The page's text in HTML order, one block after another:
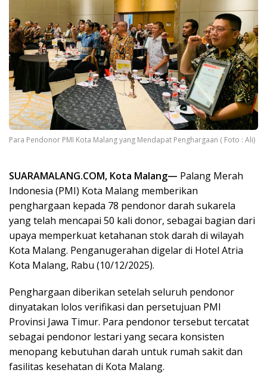
Para Pendonor PMI Kota Malang yang Mendapat Penghargaan ( Foto : Ali)
SUARAMALANG.COM, Kota Malang— Palang Merah
Indonesia (PMI) Kota Malang memberikan
penghargaan kepada 78 pendonor darah sukarela
yang telah mencapai 50 kali donor, sebagai bagian dari
upaya memperkuat ketahanan stok darah di wilayah
Kota Malang. Penganugerahan digelar di Hotel Atria
Kota Malang, Rabu (10/12/2025).
Penghargaan diberikan setelah seluruh pendonor
dinyatakan lolos verifikasi dan persetujuan PMI
Provinsi Jawa Timur. Para pendonor tersebut tercatat
sebagai pendonor lestari yang secara konsisten
menopang kebutuhan darah untuk rumah sakit dan
fasilitas kesehatan di Kota Malang.